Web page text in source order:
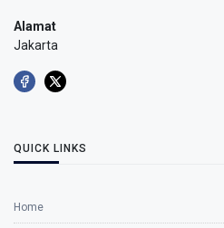
Alamat
Jakarta
QUICK LINKS
Home